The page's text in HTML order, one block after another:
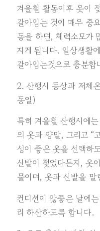
겨울철 활동이후 옷이
갈아입는 것이 매우 중
동을 하면, 체력소모가
지게 됩니다. 일상생활
갈아입는것으로 충분합
2. 산행시 동상과 저체
동일)
특히 겨울철 산행시에
의 옷과 양말, 그리고 “
성이 좋은 옷을 선택하
신발이 젖었다든지, 옷
물이며, 옷과 신발을
컨디션이 않좋은 날에
리 하산하도록 합니다.